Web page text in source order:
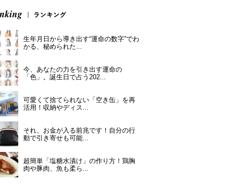
生年月日から導き出す“運命の数字”でわ
かる、秘められた...
今、あなたの力を引き出す運命の
「色」。誕生日で占う202...
可愛くて捨てられない「空き缶」を再
活用！収納やディス...
それ、お金が入る前兆です！自分の行
動で引き寄せも可能...
超簡単「塩糖水漬け」の作り方！鶏胸
肉や豚肉、魚も柔ら...